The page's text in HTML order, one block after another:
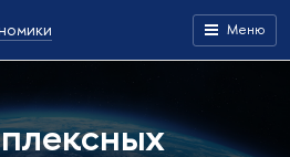
Меню